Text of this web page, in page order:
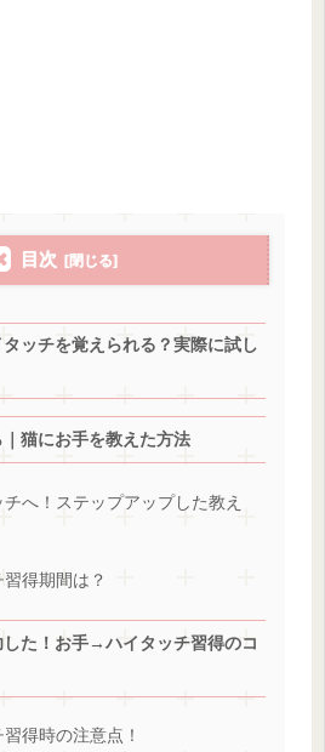
目次
ッチを覚えられる？実際に試し
｜猫にお手を教えた方法
へ！ステップアップした教え
得期間は？
した！お手→ハイタッチ習得のコ
得時の注意点！